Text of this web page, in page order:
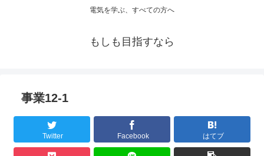
電気を学ぶ、すべての方へ
もしも目指すなら
事業12-1
Twitter Facebook はてブ